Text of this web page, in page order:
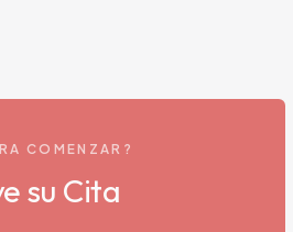
Cita